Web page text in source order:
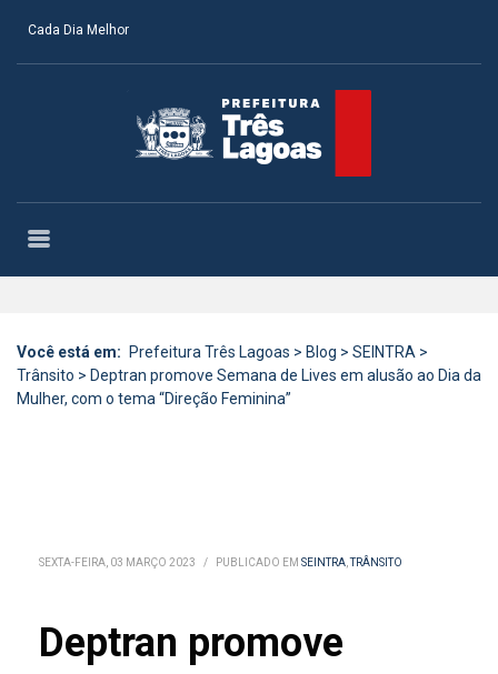
Cada Dia Melhor
Você está em: Prefeitura Três Lagoas > Blog > SEINTRA >
Trânsito > Deptran promove Semana de Lives em alusão ao Dia da
Mulher, com o tema “Direção Feminina”
SEXTA-FEIRA, 03 MARÇO 2023 / PUBLICADO EM SEINTRA,TRÂNSITO
Deptran promove